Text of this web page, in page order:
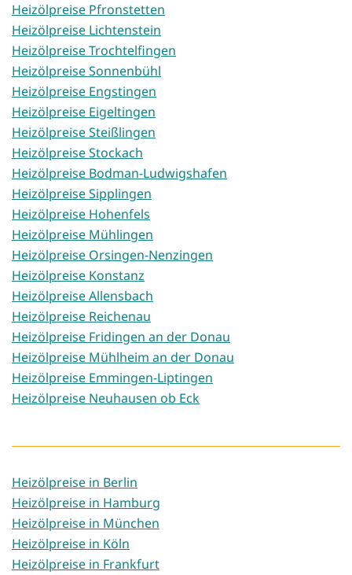
Heizölpreise Pfronstetten
Heizölpreise Lichtenstein
Heizölpreise Trochtelfingen
Heizölpreise Sonnenbühl
Heizölpreise Engstingen
Heizölpreise Eigeltingen
Heizölpreise Steißlingen
Heizölpreise Stockach
Heizölpreise Bodman-Ludwigshafen
Heizölpreise Sipplingen
Heizölpreise Hohenfels
Heizölpreise Mühlingen
Heizölpreise Orsingen-Nenzingen
Heizölpreise Konstanz
Heizölpreise Allensbach
Heizölpreise Reichenau
Heizölpreise Fridingen an der Donau
Heizölpreise Mühlheim an der Donau
Heizölpreise Emmingen-Liptingen
Heizölpreise Neuhausen ob Eck
Heizölpreise in Berlin
Heizölpreise in Hamburg
Heizölpreise in München
Heizölpreise in Köln
Heizölpreise in Frankfurt